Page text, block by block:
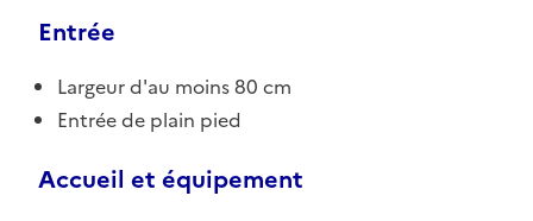
Entrée
Largeur d'au moins 80 cm
Entrée de plain pied
Accueil et équipement